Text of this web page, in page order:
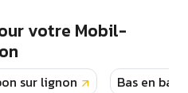
votre Mobil-
sur lignon Bas en